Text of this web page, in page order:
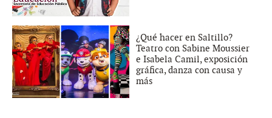
¿Qué hacer en Saltillo?
Teatro con Sabine Moussier
e Isabela Camil, exposición
gráfica, danza con causa y
más